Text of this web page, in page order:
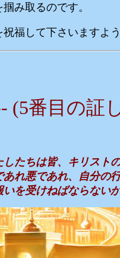
み取るのです。
福して下さいますよう
(5番目の証
したちは皆、キリスト
あれ悪であれ、自分の
を受けねばならない